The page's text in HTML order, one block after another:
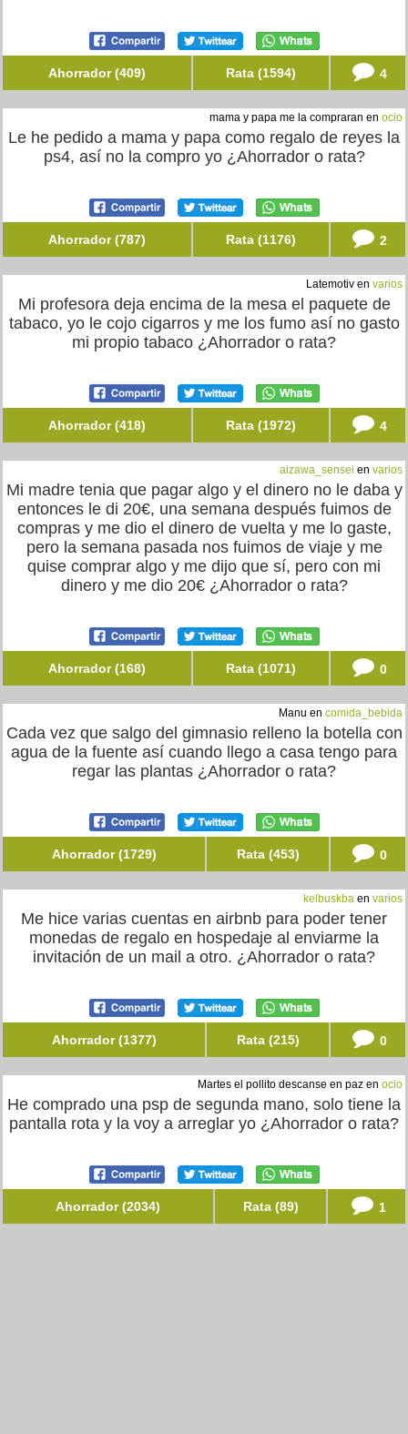
Ahorrador (409) Rata (1594) 4
mama y papa me la compraran en ocio
Le he pedido a mama y papa como regalo de reyes la
ps4, así no la compro yo ¿Ahorrador o rata?
Ahorrador (787) Rata (1176) 2
Latemotiv en varios
Mi profesora deja encima de la mesa el paquete de
tabaco, yo le cojo cigarros y me los fumo así no gasto
mi propio tabaco ¿Ahorrador o rata?
Ahorrador (418) Rata (1972) 4
aizawa_sensei en varios
Mi madre tenia que pagar algo y el dinero no le daba y
entonces le di 20€, una semana después fuimos de
compras y me dio el dinero de vuelta y me lo gaste,
pero la semana pasada nos fuimos de viaje y me
quise comprar algo y me dijo que sí, pero con mi
dinero y me dio 20€ ¿Ahorrador o rata?
Ahorrador (168) Rata (1071) 0
Manu en comida_bebida
Cada vez que salgo del gimnasio relleno la botella con
agua de la fuente así cuando llego a casa tengo para
regar las plantas ¿Ahorrador o rata?
Ahorrador (1729) Rata (453) 0
kelbuskba en varios
Me hice varias cuentas en airbnb para poder tener
monedas de regalo en hospedaje al enviarme la
invitación de un mail a otro. ¿Ahorrador o rata?
Ahorrador (1377) Rata (215) 0
Martes el pollito descanse en paz en ocio
He comprado una psp de segunda mano, solo tiene la
pantalla rota y la voy a arreglar yo ¿Ahorrador o rata?
Ahorrador (2034) Rata (89) 1